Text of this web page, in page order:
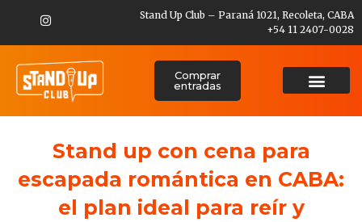
Stand Up Club – Paraná 1021, Recoleta, CABA
+54 11 2407-0028
Comprar
entradas
Stand up con cena para
escapada romántica en CABA:
el plan ideal para reír y